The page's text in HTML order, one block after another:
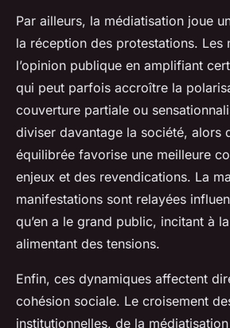
Par ailleurs, la médiatisation joue
la réception des protestations. Les
l’opinion publique en amplifiant
qui peut parfois accroître la
couverture partiale ou
diviser davantage la société, alors
équilibrée favorise une meilleure
enjeux et des revendications. La
manifestations sont relayées
qu’en a le grand public, incitant à
alimentant des tensions.
Enfin, ces dynamiques affectent
cohésion sociale. Le croisement
institutionnelles, de la